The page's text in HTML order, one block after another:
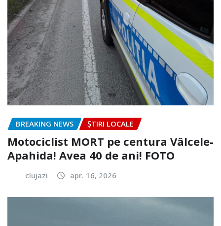
BREAKING NEWS ȘTIRI LOCALE
Motociclist MORT pe centura Vâlcele-
Apahida! Avea 40 de ani! FOTO
clujazi apr. 16, 2026